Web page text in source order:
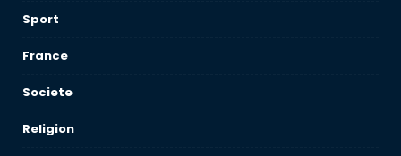
Sport
France
Societe
Religion